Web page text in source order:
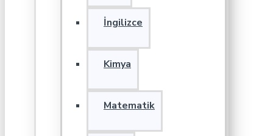
İngilizce
Kimya
Matematik